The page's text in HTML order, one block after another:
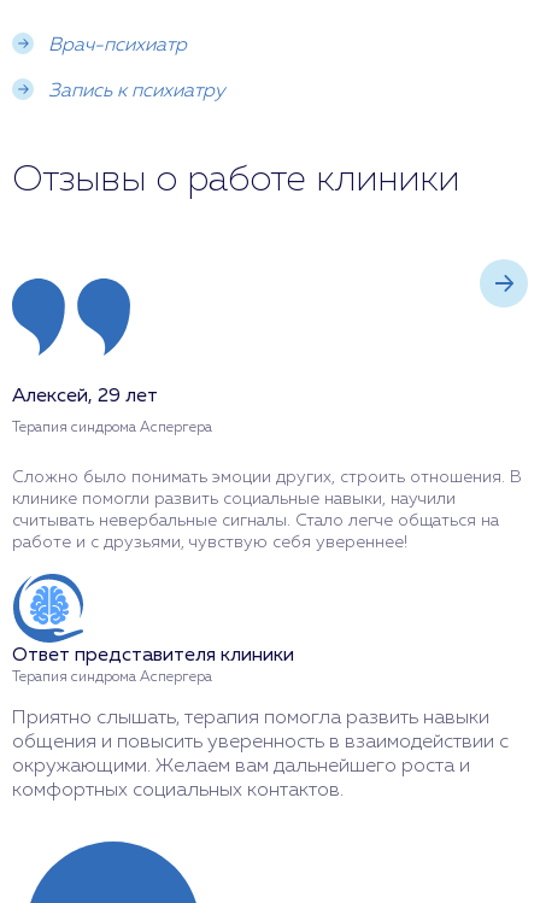
Врач-психиатр
Запись к психиатру
Отзывы о работе клиники
Алексей, 29 лет
Терапия синдрома Аспергера
Сложно было понимать эмоции других, строить отношения. В
клинике помогли развить социальные навыки, научили
считывать невербальные сигналы. Стало легче общаться на
работе и с друзьями, чувствую себя увереннее!
Ответ представителя клиники
Терапия синдрома Аспергера
Приятно слышать, терапия помогла развить навыки
общения и повысить уверенность в взаимодействии с
окружающими. Желаем вам дальнейшего роста и
комфортных социальных контактов.